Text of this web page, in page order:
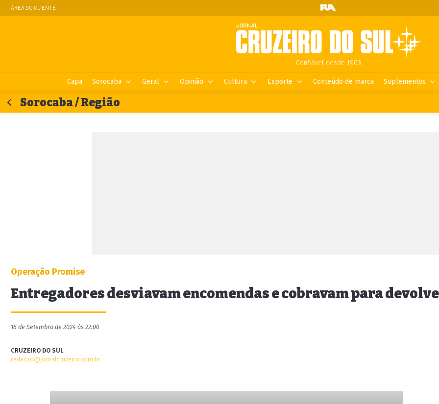
ÁREA DO CLIENTE
Confiável desde 1903.
Capa Sorocaba Geral Opinião Cultura Esporte Conteúdo de marca Suplementos
Sorocaba / Região
Operação Promise
Entregadores desviavam encomendas e cobravam para
18 de Setembro de 2024 às 22:00
CRUZEIRO DO SUL
redacao@jornalcruzeiro.com.br